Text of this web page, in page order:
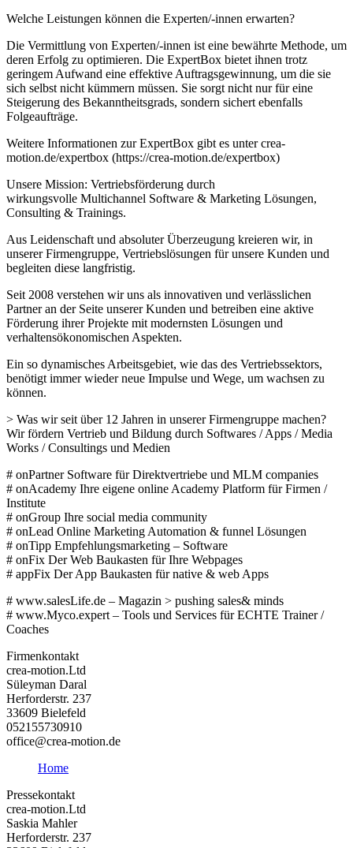
Welche Leistungen können die Experten/-innen erwarten?
Die Vermittlung von Experten/-innen ist eine bewährte Methode, um
deren Erfolg zu optimieren. Die ExpertBox bietet ihnen trotz
geringem Aufwand eine effektive Auftragsgewinnung, um die sie
sich selbst nicht kümmern müssen. Sie sorgt nicht nur für eine
Steigerung des Bekanntheitsgrads, sondern sichert ebenfalls
Folgeaufträge.
Weitere Informationen zur ExpertBox gibt es unter crea-
motion.de/expertbox (https://crea-motion.de/expertbox)
Unsere Mission: Vertriebsförderung durch
wirkungsvolle Multichannel Software & Marketing Lösungen,
Consulting & Trainings.
Aus Leidenschaft und absoluter Überzeugung kreieren wir, in
unserer Firmengruppe, Vertriebslösungen für unsere Kunden und
begleiten diese langfristig.
Seit 2008 verstehen wir uns als innovativen und verlässlichen
Partner an der Seite unserer Kunden und betreiben eine aktive
Förderung ihrer Projekte mit modernsten Lösungen und
verhaltensökonomischen Aspekten.
Ein so dynamisches Arbeitsgebiet, wie das des Vertriebssektors,
benötigt immer wieder neue Impulse und Wege, um wachsen zu
können.
> Was wir seit über 12 Jahren in unserer Firmengruppe machen?
Wir fördern Vertrieb und Bildung durch Softwares / Apps / Media
Works / Consultings und Medien
# onPartner Software für Direktvertriebe und MLM companies
# onAcademy Ihre eigene online Academy Platform für Firmen /
Institute
# onGroup Ihre social media community
# onLead Online Marketing Automation & funnel Lösungen
# onTipp Empfehlungsmarketing – Software
# onFix Der Web Baukasten für Ihre Webpages
# appFix Der App Baukasten für native & web Apps
# www.salesLife.de – Magazin > pushing sales& minds
# www.Myco.expert – Tools und Services für ECHTE Trainer /
Coaches
Firmenkontakt
crea-motion.Ltd
Süleyman Daral
Herforderstr. 237
33609 Bielefeld
052155730910
office@crea-motion.de
Home
Pressekontakt
crea-motion.Ltd
Saskia Mahler
Herforderstr. 237